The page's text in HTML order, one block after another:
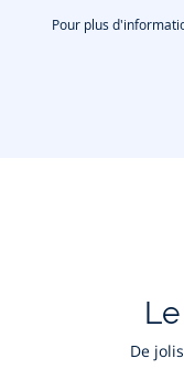
Pour plus
De